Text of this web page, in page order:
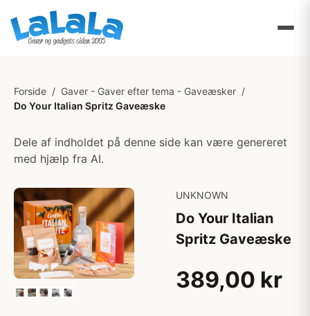
Forside / Gaver - Gaver efter tema - Gaveæsker /
Do Your Italian Spritz Gaveæske
Dele af indholdet på denne side kan være genereret
med hjælp fra AI.
UNKNOWN
Do Your Italian
Spritz Gaveæske
389,00 kr